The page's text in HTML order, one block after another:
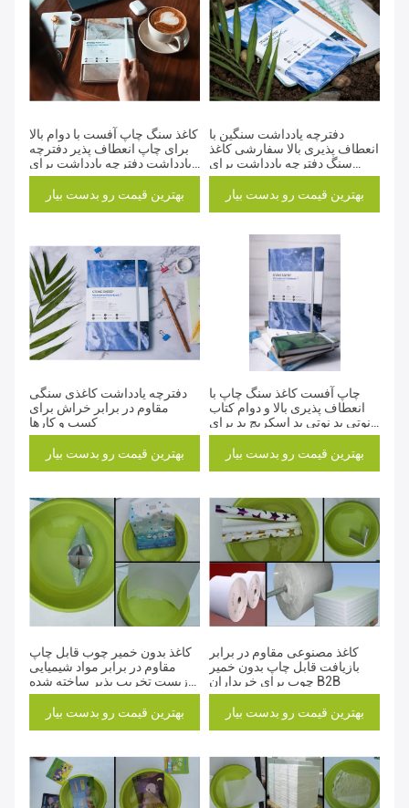
کاغذ سنگ چاپ آفست با دوام بالا
برای چاپ انعطاف پذیر دفترچه
یادداشت دفترچه یادداشت برای
کسب و کار
بهترین قیمت رو بدست بیار
دفترچه یادداشت سنگین با
انعطاف پذیری بالا سفارشی کاغذ
سنگ دفترچه یادداشت برای
کسب و کار
بهترین قیمت رو بدست بیار
دفترچه یادداشت کاغذی سنگی
مقاوم در برابر خراش برای
کسب و کارها
بهترین قیمت رو بدست بیار
چاپ آفست کاغذ سنگ چاپ با
انعطاف پذیری بالا و دوام کتاب
نوتی پد نوتی پد اسکریچ پد برای
کسب و کار
بهترین قیمت رو بدست بیار
کاغذ بدون خمیر چوب قابل چاپ
مقاوم در برابر مواد شیمیایی
زیست تخریب پذیر ساخته شده
از محصول سنگ
بهترین قیمت رو بدست بیار
کاغذ مصنوعی مقاوم در برابر
بازیافت قابل چاپ بدون خمیر
چوب برای خریداران B2B
بهترین قیمت رو بدست بیار